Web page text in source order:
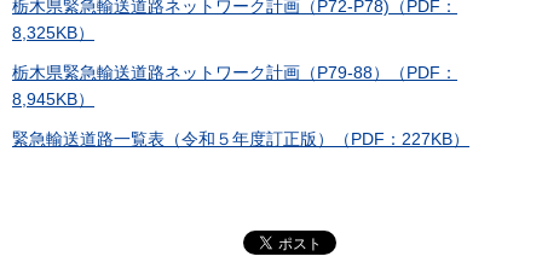
栃木県緊急輸送道路ネットワーク計画（P72-P78)（PDF：
8,325KB）
栃木県緊急輸送道路ネットワーク計画（P79-88）（PDF：
8,945KB）
緊急輸送道路一覧表（令和５年度訂正版）（PDF：227KB）